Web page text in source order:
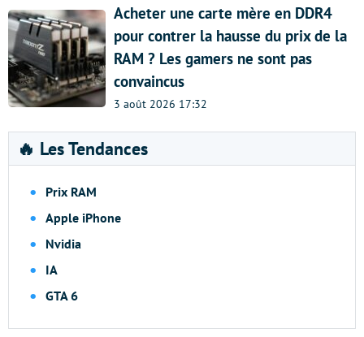
Acheter une carte mère en DDR4
pour contrer la hausse du prix de la
RAM ? Les gamers ne sont pas
convaincus
3 août 2026 17:32
🔥 Les Tendances
Prix RAM
Apple iPhone
Nvidia
IA
GTA 6